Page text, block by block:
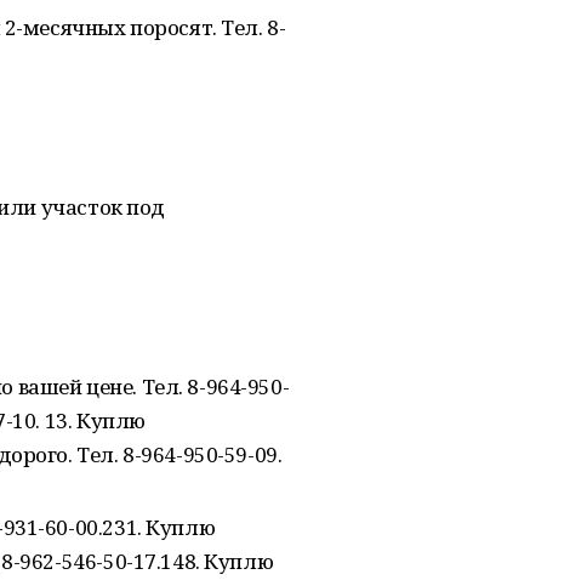
месячных поросят. Тел. 8-
участок под
вашей цене. Тел. 8-964-950-
10. 13. Куплю
Тел. 8-964-950-59-09.
60-00.231. Куплю
962-546-50-17.148. Куплю